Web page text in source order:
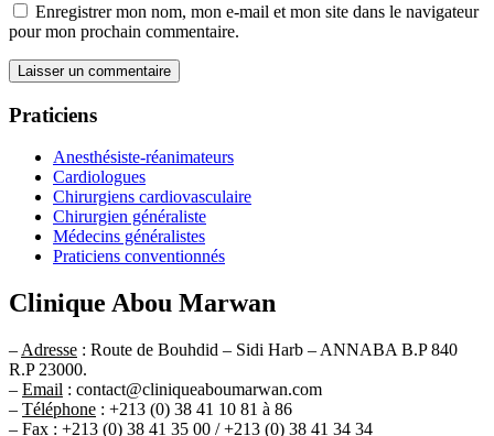
Enregistrer mon nom, mon e-mail et mon site dans le navigateur
pour mon prochain commentaire.
Praticiens
Anesthésiste-réanimateurs
Cardiologues
Chirurgiens cardiovasculaire
Chirurgien généraliste
Médecins généralistes
Praticiens conventionnés
Clinique Abou Marwan
– Adresse : Route de Bouhdid – Sidi Harb – ANNABA B.P 840
R.P 23000.
– Email : contact@cliniqueaboumarwan.com
– Téléphone : +213 (0) 38 41 10 81 à 86
– Fax : +213 (0) 38 41 35 00 / +213 (0) 38 41 34 34